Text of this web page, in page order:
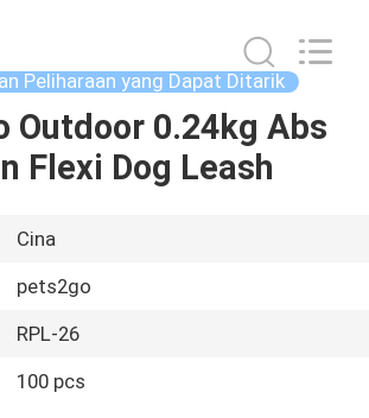
Peliharaan yang Dapat Ditarik
Outdoor 0.24kg Abs
Flexi Dog Leash
Cina
pets2go
RPL-26
100 pcs